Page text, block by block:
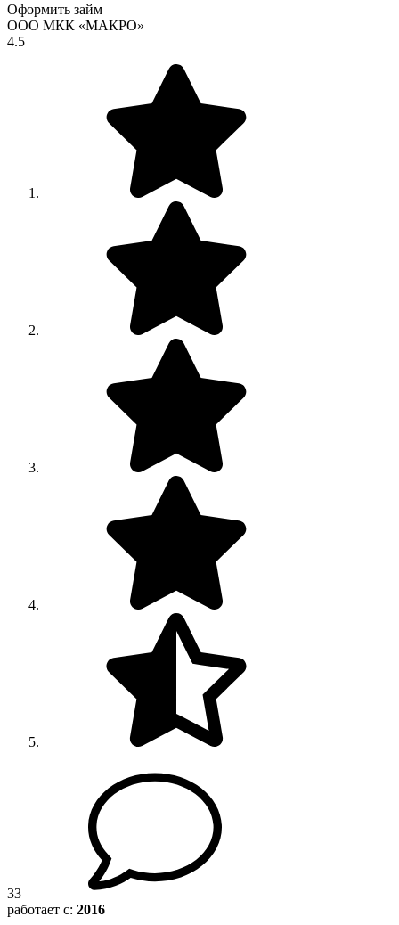
Оформить займ
ООО МКК «МАКРО»
4.5
33
работает с: 2016